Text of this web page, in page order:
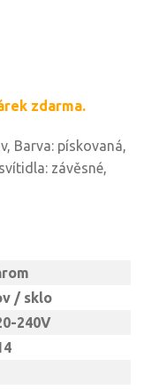
zdarma.
Barva: pískovaná,
závěsné,
/ sklo
240V